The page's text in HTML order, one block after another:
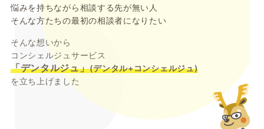
悩みを持ちながら相談する先が無い人
そんな方たちの最初の相談者になりたい
そんな想いから
コンシェルジュサービス
「デンタルジュ」(デンタル+コンシェルジュ)
を立ち上げました